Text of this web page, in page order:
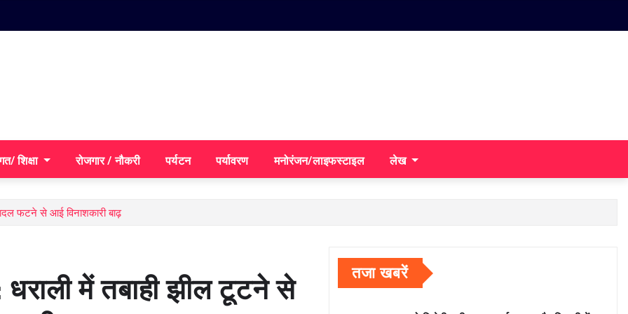
शिक्षा रोजगार / नौकरी पर्यटन पर्यावरण मनोरंजन/लाइफस्टाइल लेख
फटने से आई विनाशकारी बाढ़
में तबाही झील टूटने से तजा खबरें